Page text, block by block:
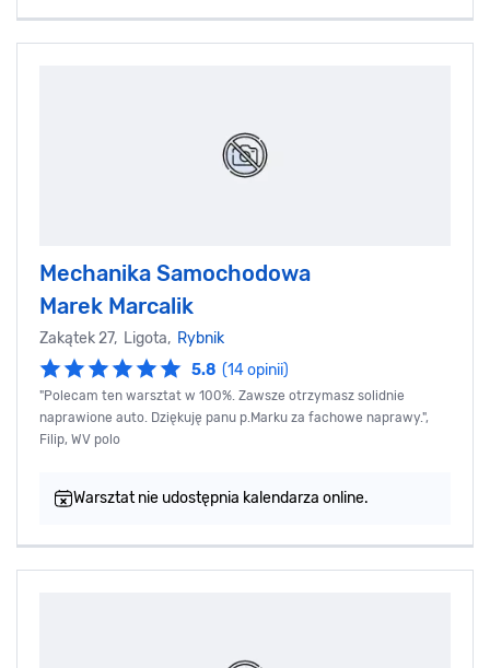
Mechanika Samochodowa
Marek Marcalik
Zakątek 27, Ligota, Rybnik
5.8 (14 opinii)
"Polecam ten warsztat w 100%. Zawsze otrzymasz solidnie
naprawione auto. Dziękuję panu p.Marku za fachowe naprawy.",
Filip, WV polo
Warsztat nie udostępnia kalendarza online.